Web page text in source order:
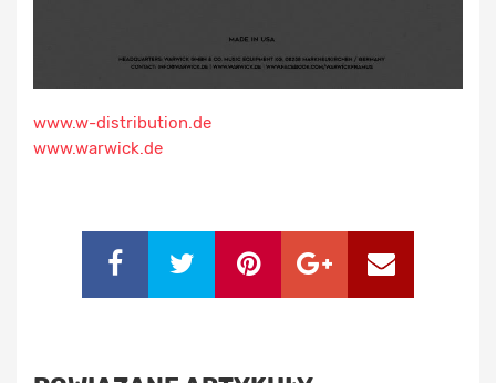
www.w-distribution.de
www.warwick.de